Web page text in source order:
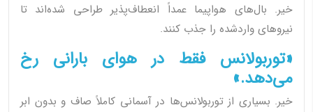
خیر. بال‌های هواپیما عمداً انعطاف‌پذیر طراحی شده‌اند تا
نیروهای واردشده را جذب کنند.
«توربولانس فقط در هوای بارانی رخ
می‌دهد.»
خیر. بسیاری از توربولانس‌ها در آسمانی کاملاً صاف و بدون ابر